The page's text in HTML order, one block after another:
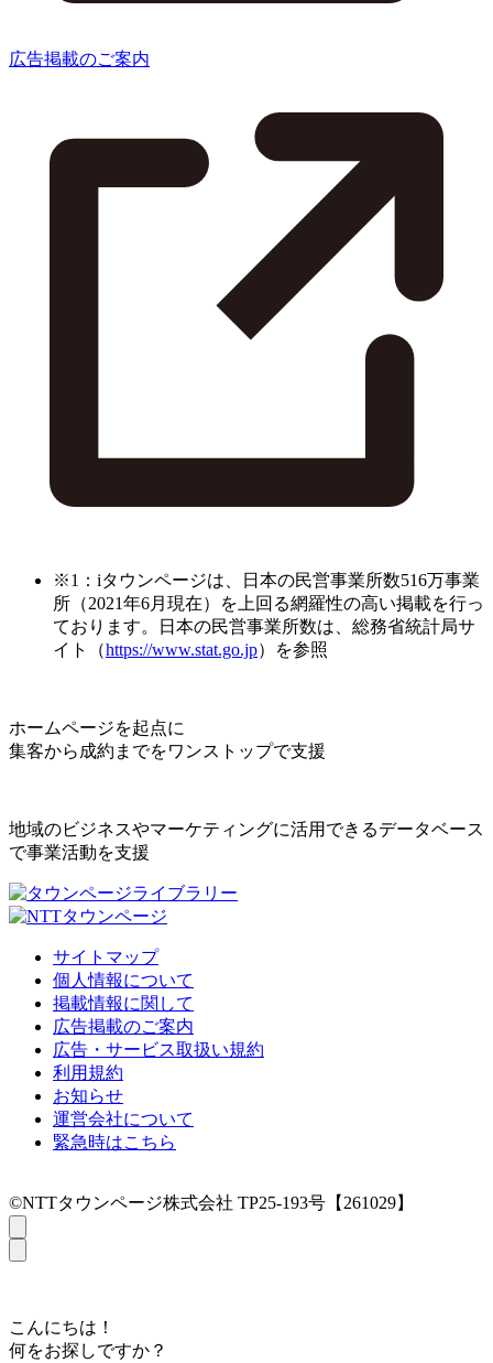
広告掲載のご案内
※1：iタウンページは、日本の民営事業所数516万事業
所（2021年6月現在）を上回る網羅性の高い掲載を行っ
ております。日本の民営事業所数は、総務省統計局サ
イト（https://www.stat.go.jp）を参照
ホームページを起点に
集客から成約までをワンストップで支援
地域のビジネスやマーケティングに活用できるデータベース
で事業活動を支援
サイトマップ
個人情報について
掲載情報に関して
広告掲載のご案内
広告・サービス取扱い規約
利用規約
お知らせ
運営会社について
緊急時はこちら
©NTTタウンページ株式会社 TP25-193号【261029】
こんにちは！
何をお探しですか？